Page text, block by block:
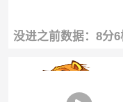
没进之前数据：8分6
助？村ba搞笑空篮不
砍4铁4板